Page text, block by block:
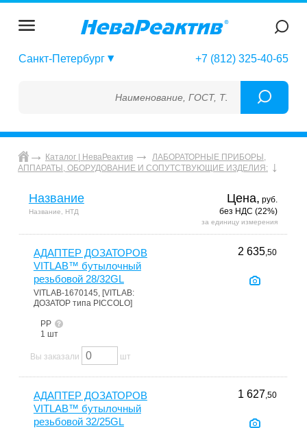
Санкт-Петербург +7 (812) 325-40-65
Наименование, ГОСТ, ТУ, ГСО, МСО, ОСО,
Каталог | НеваРеактив
ЛАБОРАТОРНЫЕ ПРИБОРЫ,
АППАРАТЫ, ОБОРУДОВАНИЕ И СОПУТСТВУЮЩИЕ ИЗДЕЛИЯ:
Название
Название, НТД
Цена, руб.
без НДС (22%)
за единицу измерения
АДАПТЕР ДОЗАТОРОВ
VITLAB™ бутылочный
резьбовой 28/32GL
VITLAB-1670145, [VITLAB:
ДОЗАТОР типа PICCOLO]
PP
1 шт
2 635,50
Вы заказали шт
АДАПТЕР ДОЗАТОРОВ
VITLAB™ бутылочный
резьбовой 32/25GL
1 627,50